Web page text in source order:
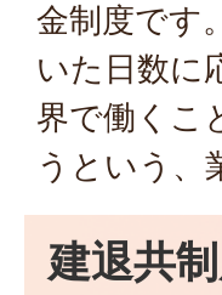
金制度です
いた日数に
界で働くこ
うという、
建退共